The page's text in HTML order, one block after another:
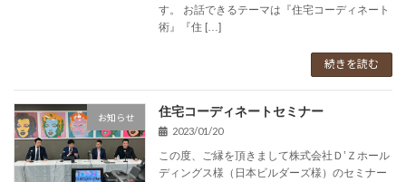
す。 お話できるテーマは『住宅コーディネート
術』『住 […]
続きを読む
お知らせ 住宅コーディネートセミナー
2023/01/20
この度、ご縁を頂きまして株式会社Ｄ’Ｚホール
ディングス様（日本ビルダーズ様）のセミナー